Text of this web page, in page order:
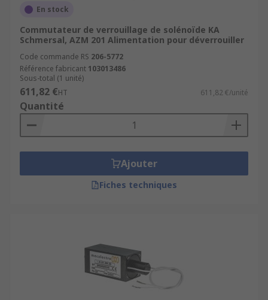
Produits et catégories associés
Interrupteurs de verrouillage de sécurité
Interrupteurs de fin de course
Relais de sécurité
Automatisme et contrôle de sécurité
En stock
Commutateur de verrouillage de solénoïde KA
Schmersal, AZM 201 Alimentation pour déverrouiller
Code commande RS 206-5772
Référence fabricant 103013486
Sous-total (1 unité)
611,82 €HT 611,82 €/unité
Quantité
Ajouter
Fiches techniques